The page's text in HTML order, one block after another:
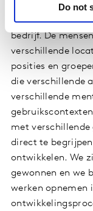
Do not
maken van
producten ligt
bedrijf. De
verschillende
posities en
die verschillende
verschillende
met
direct te
ontwikkelen. We
gewonnen en we
werken opnemen